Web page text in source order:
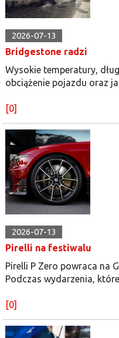
2026-07-13
Bridgestone radzi
Wysokie temperatury,
obciążenie pojazdu oraz
[0]
2026-07-13
Pirelli na festiwalu
Pirelli P Zero powraca na
Podczas wydarzenia,
[0]